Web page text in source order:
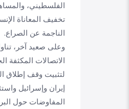
الفلسطيني،
تخفيف المعاناة
الناجمة عن الصراع.
وعلى صعيد آخر،
الاتصالات المكثفة
لتثبيت وقف إطلاق
إيران وإسرائيل
المفاوضات حول